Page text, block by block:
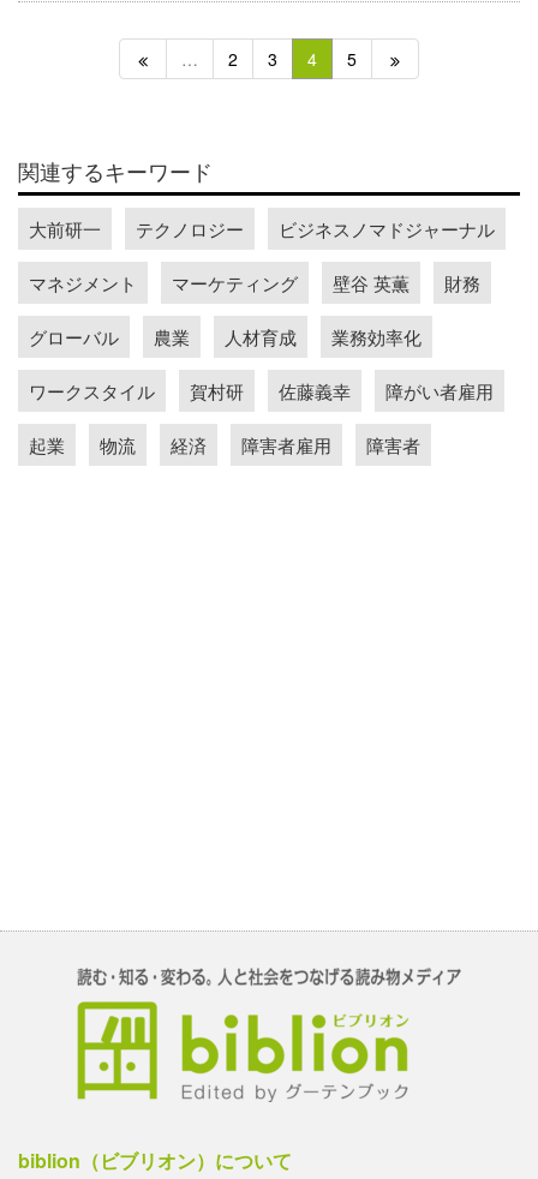
… 2 3 4 5
関連するキーワード
大前研一 テクノロジー ビジネスノマドジャーナル
マネジメント マーケティング 壁谷 英薫 財務
グローバル 農業 人材育成 業務効率化
ワークスタイル 賀村研 佐藤義幸 障がい者雇用
起業 物流 経済 障害者雇用 障害者
biblion（ビブリオン）について